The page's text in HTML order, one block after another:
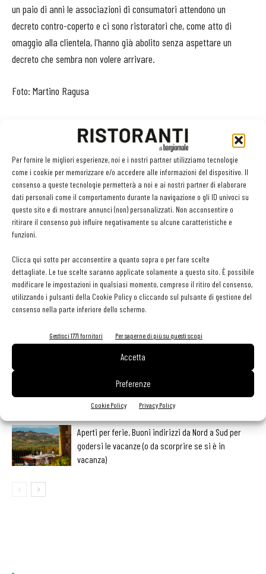
Per fornire le migliori esperienze, noi e i nostri partner utilizziamo tecnologie
come i cookie per memorizzare e/o accedere alle informazioni del dispositivo. Il
consenso a queste tecnologie permetterà a noi e ai nostri partner di elaborare
dati personali come il comportamento durante la navigazione o gli ID univoci su
questo sito e di mostrare annunci (non) personalizzati. Non acconsentire o
ritirare il consenso può influire negativamente su alcune caratteristiche e
funzioni.
Clicca qui sotto per acconsentire a quanto sopra o per fare scelte
dettagliate. Le tue scelte saranno applicate solamente a questo sito. È possibile
modificare le impostazioni in qualsiasi momento, compreso il ritiro del consenso,
utilizzando i pulsanti della Cookie Policy o cliccando sul pulsante di gestione del
consenso nella parte inferiore dello schermo.
Gestisci 1771 fornitori Per saperne di più su questi scopi
Accetta
Preferenze
Cookie Policy Privacy Policy
un paio di anni le associazioni di consumatori attendono un
decreto contro-coperto e ci sono ristoratori che, come atto di
omaggio alla clientela, l'hanno già abolito senza aspettare un
decreto che sembra non volere arrivare.
Foto: Martino Ragusa
Facebook
LEGGI ANCHE
Ampliare l’attività del ristorante al catering? Sì, ma la
scelta giusta è puntare sul premium
Aperti per ferie. Buoni indirizzi da Nord a Sud per
godersi le vacanze (o da scorprire se si è in
vacanza)